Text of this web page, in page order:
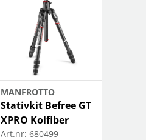
MANFROTTO
Stativkit Befree GT
XPRO Kolfiber
Art.nr: 680499